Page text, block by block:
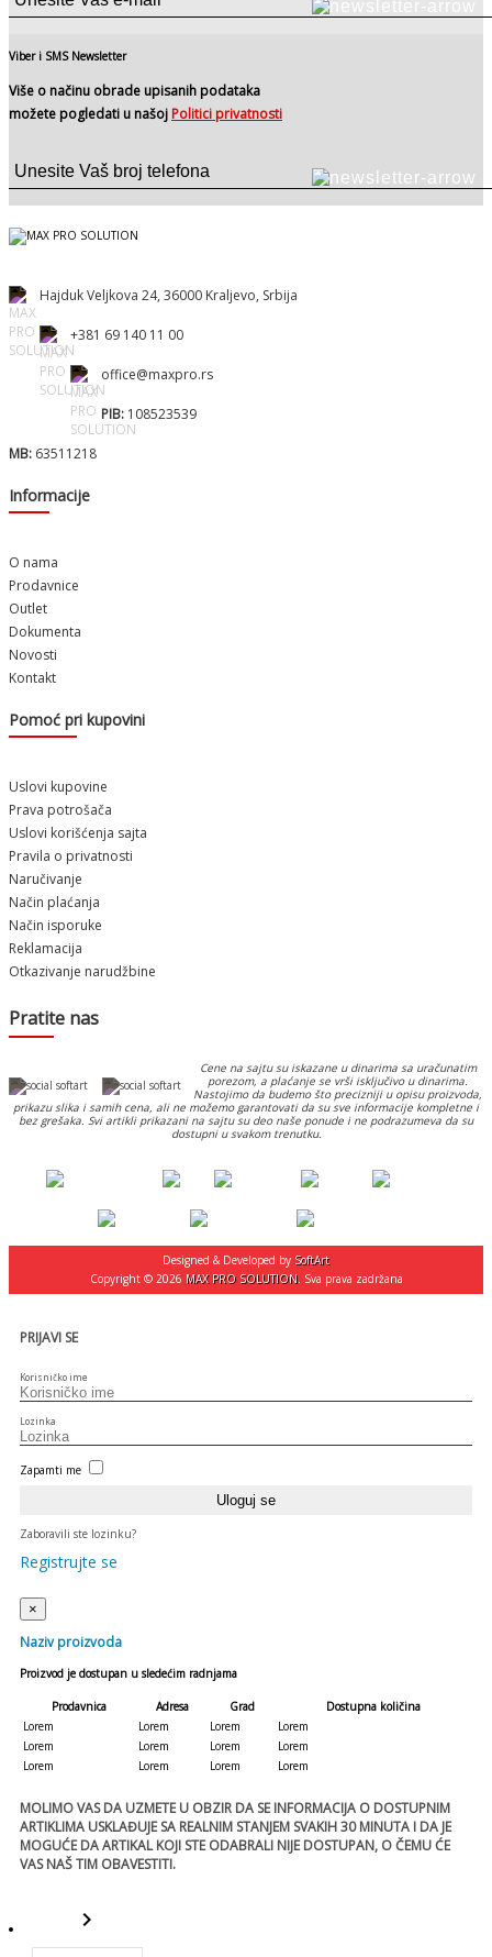
Viber i SMS Newsletter
Više o načinu obrade upisanih podataka
možete pogledati u našoj Politici privatnosti
Hajduk Veljkova 24, 36000 Kraljevo, Srbija
+381 69 140 11 00
office@maxpro.rs
PIB: 108523539
MB: 63511218
Informacije
O nama
Prodavnice
Outlet
Dokumenta
Novosti
Kontakt
Pomoć pri kupovini
Uslovi kupovine
Prava potrošača
Uslovi korišćenja sajta
Pravila o privatnosti
Naručivanje
Način plaćanja
Način isporuke
Reklamacija
Otkazivanje narudžbine
Pratite nas
Cene na sajtu su iskazane u dinarima sa uračunatim
porezom, a plaćanje se vrši isključivo u dinarima.
Nastojimo da budemo što precizniji u opisu proizvoda,
prikazu slika i samih cena, ali ne možemo garantovati da su sve informacije kompletne i
bez grešaka. Svi artikli prikazani na sajtu su deo naše ponude i ne podrazumeva da su
dostupni u svakom trenutku.
Designed & Developed by SoftArt
Copyright © 2026 MAX PRO SOLUTION. Sva prava zadržana
PRIJAVI SE
Korisničko ime
Lozinka
Zapamti me
Zaboravili ste lozinku?
Registrujte se
×
Naziv proizvoda
Proizvod je dostupan u sledećim radnjama
Prodavnica Adresa Grad
Dostupna količina
Lorem
Lorem Lorem
Lorem
Lorem
Lorem Lorem
Lorem
Lorem
Lorem Lorem Lorem
MOLIMO VAS DA UZMETE U OBZIR DA SE INFORMACIJA O DOSTUPNIM
ARTIKLIMA USKLAĐUJE SA REALNIM STANJEM SVAKIH 30 MINUTA I DA JE
MOGUĆE DA ARTIKAL KOJI STE ODABRALI NIJE DOSTUPAN, O ČEMU ĆE
VAS NAŠ TIM OBAVESTITI.
keyboard_arrow_right